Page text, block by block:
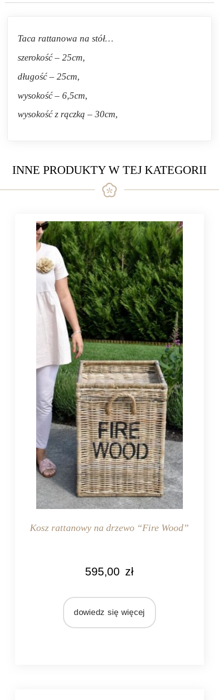
Taca rattanowa na stół…
szerokość – 25cm,
długość – 25cm,
wysokość – 6,5cm,
wysokość z rączką – 30cm,
INNE PRODUKTY W TEJ KATEGORII
Kosz rattanowy na drzewo “Fire Wood”
595,00 zł
dowiedz się więcej